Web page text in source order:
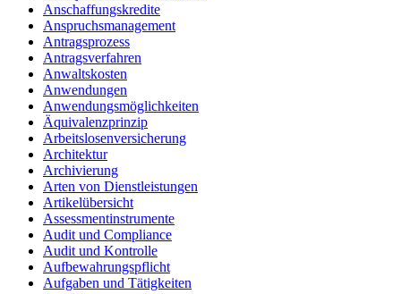
Anschaffungskredite
Anspruchsmanagement
Antragsprozess
Antragsverfahren
Anwaltskosten
Anwendungen
Anwendungsmöglichkeiten
Äquivalenzprinzip
Arbeitslosenversicherung
Architektur
Archivierung
Arten von Dienstleistungen
Artikelübersicht
Assessmentinstrumente
Audit und Compliance
Audit und Kontrolle
Aufbewahrungspflicht
Aufgaben und Tätigkeiten